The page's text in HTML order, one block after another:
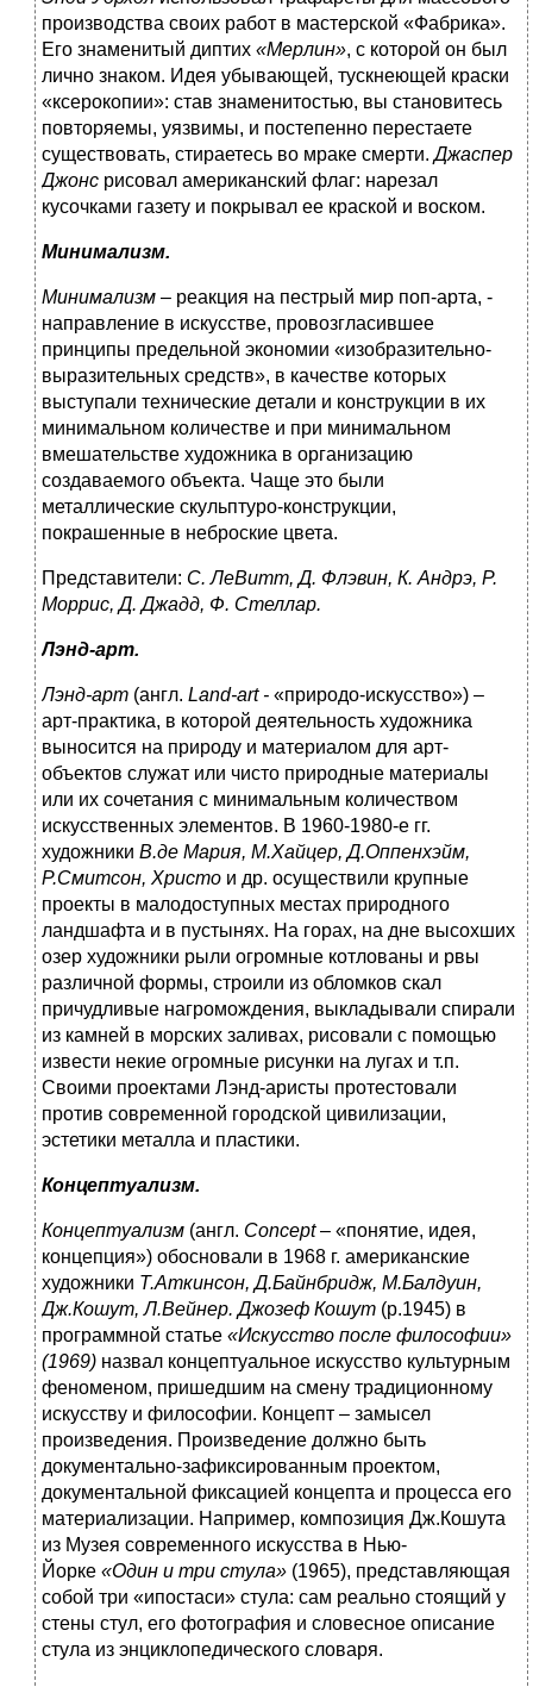
производства своих работ в мастерской «Фабрика».
Его знаменитый диптих «Мерлин», с которой он был
лично знаком. Идея убывающей, тускнеющей краски
«ксерокопии»: став знаменитостью, вы становитесь
повторяемы, уязвимы, и постепенно перестаете
существовать, стираетесь во мраке смерти.Джаспер
Джонс рисовал американский флаг: нарезал
кусочками газету и покрывал ее краской и воском.
Минимализм.
Минимализм – реакция на пестрый мир поп-арта, -
направление в искусстве, провозгласившее
принципы предельной экономии «изобразительно-
выразительных средств», в качестве которых
выступали технические детали и конструкции в их
минимальном количестве и при минимальном
вмешательстве художника в организацию
создаваемого объекта. Чаще это были
металлические скульптуро-конструкции,
покрашенные в неброские цвета.
Представители: С. ЛеВитт, Д. Флэвин, К. Андрэ, Р.
Моррис, Д. Джадд, Ф. Стеллар.
Лэнд-арт.
Лэнд-арт (англ. Land-art - «природо-искусство») –
арт-практика, в которой деятельность художника
выносится на природу и материалом для арт-
объектов служат или чисто природные материалы
или их сочетания с минимальным количеством
искусственных элементов. В 1960-1980-е гг.
художники В.де Мария, М.Хайцер, Д.Оппенхэйм,
Р.Смитсон, Христо и др. осуществили крупные
проекты в малодоступных местах природного
ландшафта и в пустынях. На горах, на дне высохших
озер художники рыли огромные котлованы и рвы
различной формы, строили из обломков скал
причудливые нагромождения, выкладывали спирали
из камней в морских заливах, рисовали с помощью
извести некие огромные рисунки на лугах и т.п.
Своими проектами Лэнд-аристы протестовали
против современной городской цивилизации,
эстетики металла и пластики.
Концептуализм.
Концептуализм (англ. Concept– «понятие, идея,
концепция») обосновали в 1968 г. американские
художники Т.Аткинсон, Д.Байнбридж, М.Балдуин,
Дж.Кошут, Л.Вейнер. Джозеф Кошут (р.1945) в
программной статье «Искусство после философии»
(1969) назвал концептуальное искусство культурным
феноменом, пришедшим на смену традиционному
искусству и философии. Концепт – замысел
произведения. Произведение должно быть
документально-зафиксированным проектом,
документальной фиксацией концепта и процесса его
материализации. Например, композиция Дж.Кошута
из Музея современного искусства в Нью-
Йорке «Один и три стула» (1965), представляющая
собой три «ипостаси» стула: сам реально стоящий у
стены стул, его фотография и словесное описание
стула из энциклопедического словаря.